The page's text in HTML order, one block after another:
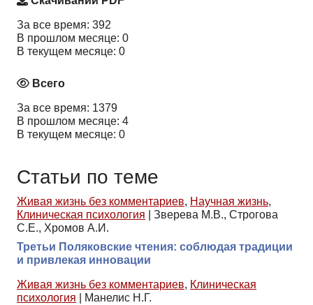
За все время: 392
В прошлом месяце: 0
В текущем месяце: 0
Всего
За все время: 1379
В прошлом месяце: 4
В текущем месяце: 0
Статьи по теме
Живая жизнь без комментариев, Научная жизнь,
Клиническая психология
Зверева М.В., Строгова
С.Е., Хромов А.И.
Третьи Поляковские чтения: соблюдая традиции
и привлекая инновации
Живая жизнь без комментариев, Клиническая
психология
Манелис Н.Г.